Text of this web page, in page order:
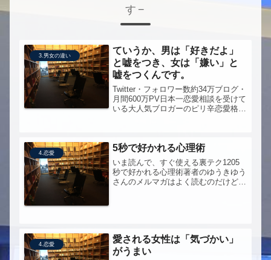
す
3.男女の違い
ていうか、男は「好きだよ」
と嘘をつき、女は「嫌い」と
嘘をつくんです。
Twitter・フォロワー数約34万ブログ・
月間600万PV日本一恋愛相談を受けて
いる大人気ブロガーのピリ辛恋愛格言
にかかれていた内...
4.恋愛 5秒で好かれる心理術
いま読んで、すぐ使える裏テク1205
秒で好かれる心理術著者のゆうきゆう
さんのメルマガはよく読むのだけど、
4.恋愛
愛される女性は「気づかい」
がうまい